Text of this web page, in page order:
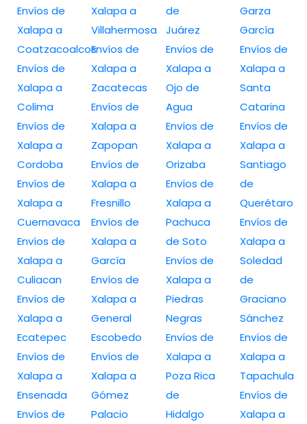
Envíos de
Xalapa a
Coatzacoalcos
Envíos de
Xalapa a
Colima
Envíos de
Xalapa a
Cordoba
Envíos de
Xalapa a
Cuernavaca
Envíos de
Xalapa a
Culiacan
Envíos de
Xalapa a
Ecatepec
Envíos de
Xalapa a
Ensenada
Envíos de
Xalapa a
Villahermosa
Envíos de
Xalapa a
Zacatecas
Envíos de
Xalapa a
Zapopan
Envíos de
Xalapa a
Fresnillo
Envíos de
Xalapa a
García
Envíos de
Xalapa a
General
Escobedo
Envíos de
Xalapa a
Gómez
Palacio
de
Juárez
Envíos de
Xalapa a
Ojo de
Agua
Envíos de
Xalapa a
Orizaba
Envíos de
Xalapa a
Pachuca
de Soto
Envíos de
Xalapa a
Piedras
Negras
Envíos de
Xalapa a
Poza Rica
de
Hidalgo
Garza
García
Envíos de
Xalapa a
Santa
Catarina
Envíos de
Xalapa a
Santiago
de
Querétaro
Envíos de
Xalapa a
Soledad
de
Graciano
Sánchez
Envíos de
Xalapa a
Tapachula
Envíos de
Xalapa a